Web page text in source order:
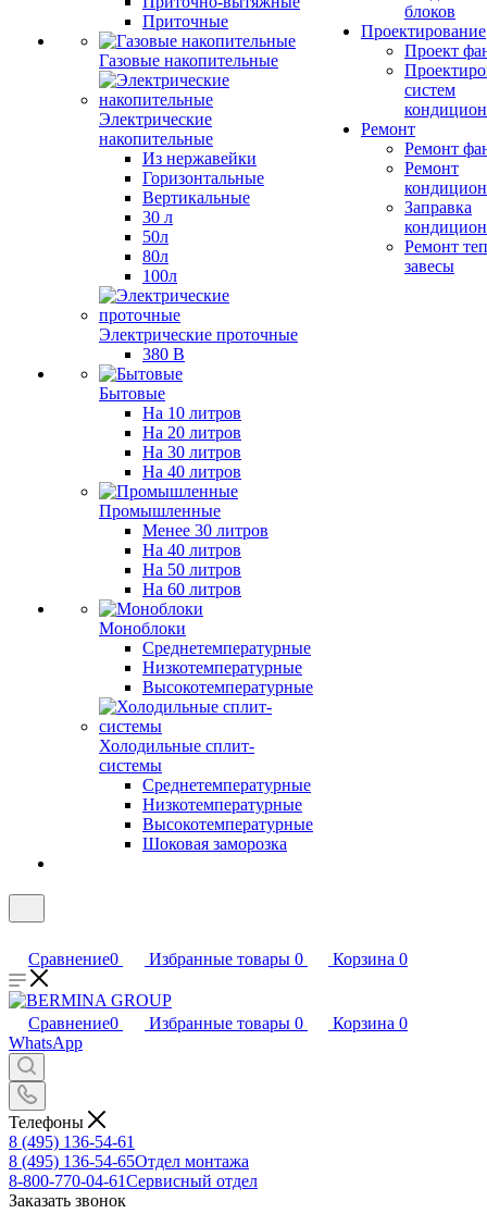
Приточные
Газовые накопительные
Электрические
накопительные
Из нержавейки
Горизонтальные
Вертикальные
30 л
50л
80л
100л
Электрические проточные
380 В
Бытовые
На 10 литров
На 20 литров
На 30 литров
На 40 литров
Промышленные
Менее 30 литров
На 40 литров
На 50 литров
На 60 литров
Моноблоки
Среднетемпературные
Низкотемпературные
Высокотемпературные
Холодильные сплит-
системы
Среднетемпературные
Низкотемпературные
Высокотемпературные
Шоковая заморозка
блоков
Проектирование
Проект
систем
Ремонт
Ремонт
Ремонт
Заправка
Ремонт
завесы
Сравнение0 Избранные товары 0 Корзина 0
Сравнение0 Избранные товары 0 Корзина 0
WhatsApp
Телефоны
8 (495) 136-54-61
8 (495) 136-54-65Отдел монтажа
8-800-770-04-61Сервисный отдел
Заказать звонок